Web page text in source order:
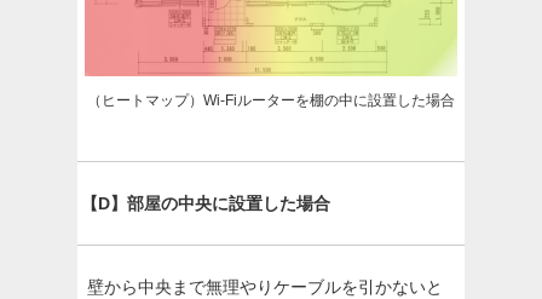
（ヒートマップ）Wi-Fiルーターを棚の中に設置した場合
【D】部屋の中央に設置した場合
壁から中央まで無理やりケーブルを引かないと